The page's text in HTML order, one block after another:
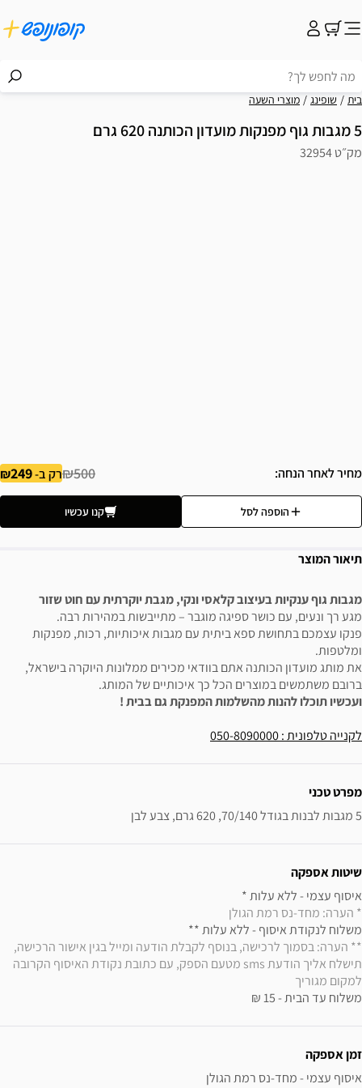
בית שופינג מוצרי השעה
5 מגבות גוף מפנקות מועדון הכותנה 620 גרם
מק״ט 32954
מחיר לאחר הנחה ₪500רק ב-249
הוספה לסל קנו עכשיו
תיאור המוצר
מגבות גוף ענקיות בעיצוב קלאסי ונקי, מגבת יוקרתית עם חוט שזור
מגע רך ונעים, עם כושר ספיגה מוגבר – מתייבשות במהירות רבה.
פנקו עצמכם בתחושת ספא ביתית עם מגבות איכותיות, רכות, מפנקות
ומלטפות.
את מותג מועדון הכותנה אתם בוודאי מכירים ממלונות היוקרה בישראל,
ברובם משתמשים במוצרים הכל כך איכותיים של המותג.
ועכשיו תוכלו להנות מהשלמות המפנקת גם בבית !
לקנייה טלפונית : 050-8090000
מפרט טכני
5 מגבות לבנות בגודל 70/140, 620 גרם, צבע לבן
שיטות אספקה
איסוף עצמי - ללא עלות *
* הערה: מחד-נס רמת הגולן
משלוח לנקודת איסוף - ללא עלות **
למקום מגוריך
משלוח עד הבית - 15 ₪
זמן אספקה